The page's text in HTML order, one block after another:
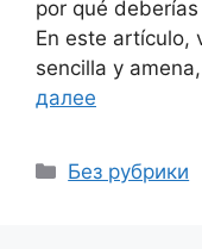
por qué
En este artículo,
sencilla y
далее
Рубрики
Без рубрики